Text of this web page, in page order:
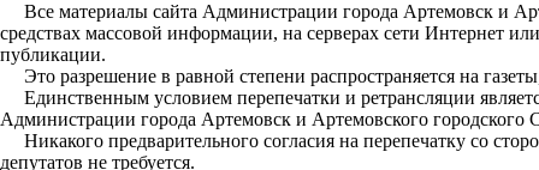
Все материалы сайта Администрации города Артемовск и
средствах массовой информации, на серверах сети Интернет
публикации.
Это разрешение в равной степени распространяется на
Единственным условием перепечатки и ретрансляции
Администрации города Артемовск и Артемовского городского
Никакого предварительного согласия на перепечатку со
депутатов не требуется.